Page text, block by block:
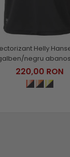
Helly
negru
220,00 RON